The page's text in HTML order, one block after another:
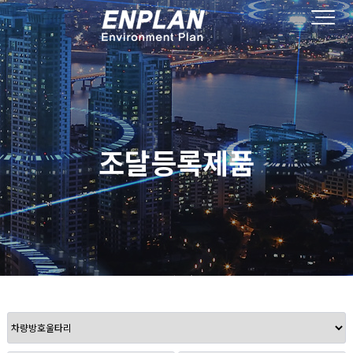
조달등록제품